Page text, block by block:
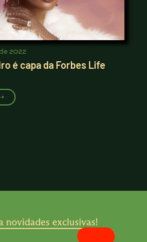
2022
é capa da Forbes Life
novidades exclusivas!